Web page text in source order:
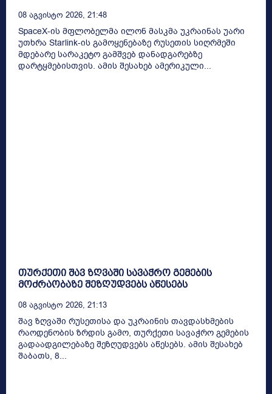
08 Აგვისტო 2026, 21:48
SpaceX-ის მფლობელმა ილონ მასკმა უკრაინას უარი
უთხრა Starlink-ის გამოყენებაზე რუსეთის სიღრმეში
მდებარე სარაკეტო გამშვებ დანადგარებზე
დარტყმებისთვის. ამის შესახებ ამერიკული...
თურქეთი შავ ზღვაში სავაჭრო გემების
მოძრაობაზე შეზღუდვებს აწესებს
08 Აგვისტო 2026, 21:13
შავ ზღვაში რუსეთისა და უკრაინის თავდასხმების
რაოდენობის ზრდის გამო, თურქეთი სავაჭრო გემების
გადაადგილებაზე შეზღუდვებს აწესებს. ამის შესახებ
შაბათს, 8...